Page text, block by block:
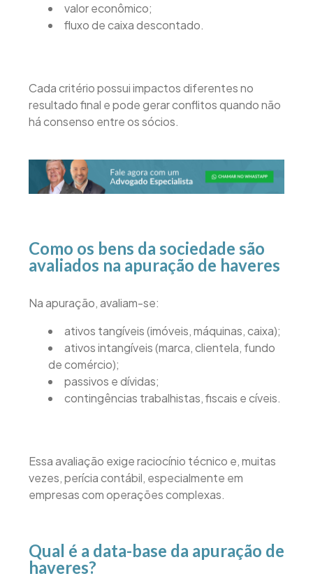
valor econômico;
fluxo de caixa descontado.
Cada critério possui impactos diferentes no
resultado final e pode gerar conflitos quando não
há consenso entre os sócios.
Como os bens da sociedade são
avaliados na apuração de haveres
Na apuração, avaliam-se:
ativos tangíveis (imóveis, máquinas, caixa);
ativos intangíveis (marca, clientela, fundo
de comércio);
passivos e dívidas;
contingências trabalhistas, fiscais e cíveis.
Essa avaliação exige raciocínio técnico e, muitas
vezes, perícia contábil, especialmente em
empresas com operações complexas.
Qual é a data-base da apuração de
haveres?